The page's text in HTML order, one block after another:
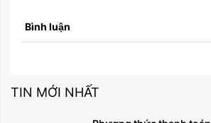
Bình luận
TIN MỚI NHẤT